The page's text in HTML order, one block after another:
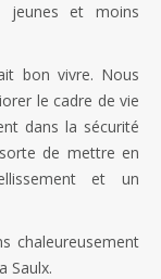
jeunes et moins
bon vivre. Nous
le cadre de vie
dans la sécurité
de mettre en
et un
chaleureusement
Saulx.